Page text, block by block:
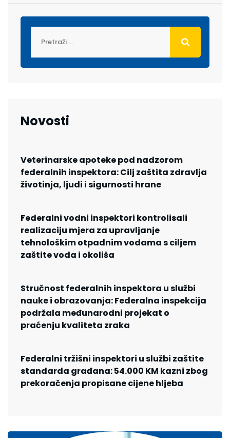
Novosti
Veterinarske apoteke pod nadzorom
federalnih inspektora: Cilj zaštita zdravlja
životinja, ljudi i sigurnosti hrane
Federalni vodni inspektori kontrolisali
realizaciju mjera za upravljanje
tehnološkim otpadnim vodama s ciljem
zaštite voda i okoliša
Stručnost federalnih inspektora u službi
nauke i obrazovanja: Federalna inspekcija
podržala međunarodni projekat o
praćenju kvaliteta zraka
Federalni tržišni inspektori u službi zaštite
standarda građana: 54.000 KM kazni zbog
prekoračenja propisane cijene hljeba